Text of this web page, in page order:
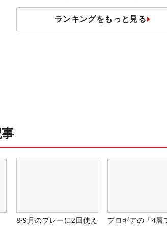
ランキングをもっと見る
8-9月のプレーに2回使え
プロギアの「4層